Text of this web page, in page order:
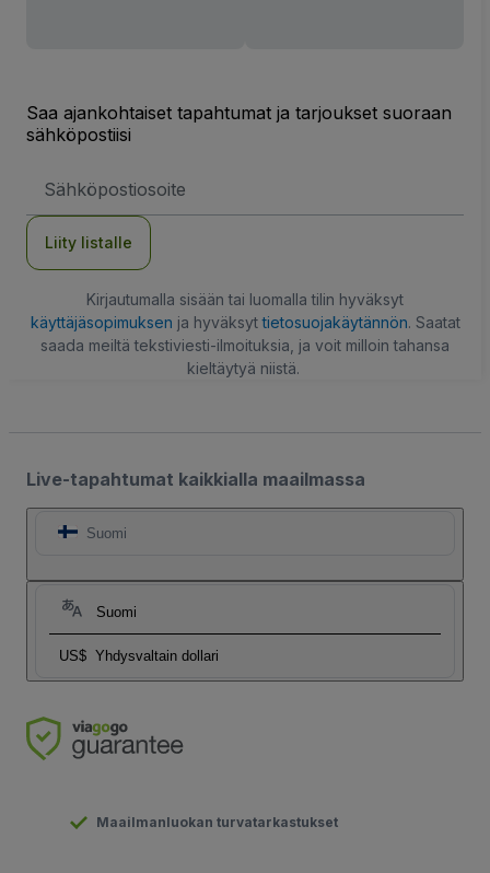
Saa ajankohtaiset tapahtumat ja tarjoukset suoraan
sähköpostiisi
Liity listalle
Kirjautumalla sisään tai luomalla tilin hyväksyt
käyttäjäsopimuksen ja hyväksyttietosuojakäytännön. Saatat
saada meiltä tekstiviesti-ilmoituksia, ja voit milloin tahansa
kieltäytyä niistä.
Live-tapahtumat kaikkialla maailmassa
Suomi
Suomi
US$ Yhdysvaltain dollari
Maailmanluokan turvatarkastukset